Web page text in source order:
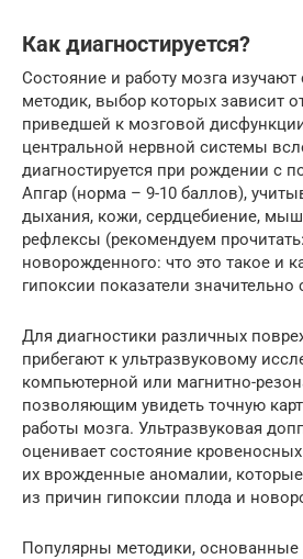
Как диагностируется?
Состояние и работу мозга
методик, выбор которых зависит
приведшей к мозговой
центральной нервной системы
диагностируется при рождении с
Апгар (норма – 9-10 баллов),
дыхания, кожи, сердцебиение,
рефлексы (рекомендуем
новорожденного: что это такое и
гипоксии показатели значительно
Для диагностики различных
прибегают к ультразвуковому
компьютерной или магнитно-
позволяющим увидеть точную
работы мозга. Ультразвуковая
оценивает состояние
их врожденные аномалии, которые
из причин гипоксии плода и
Популярны методики, основанные